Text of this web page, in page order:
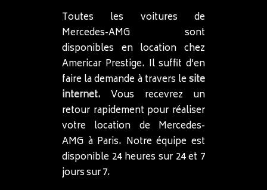
Toutes les voitures de
Mercedes-AMG sont
disponibles en location chez
Americar Prestige. Il suffit d’en
faire la demande à travers lesite
internet. Vous recevrez un
retour rapidement pour réaliser
votre location de Mercedes-
AMG à Paris. Notre équipe est
disponible 24 heures sur 24 et 7
jours sur 7.